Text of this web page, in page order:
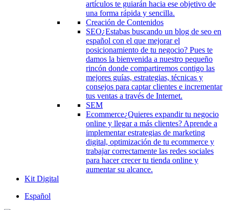
artículos te guiarán hacia ese objetivo de
una forma rápida y sencilla.
Creación de Contenidos
SEO¿Estabas buscando un blog de seo en
español con el que mejorar el
posicionamiento de tu negocio? Pues te
damos la bienvenida a nuestro pequeño
rincón donde compartiremos contigo las
mejores guías, estrategias, técnicas y
consejos para captar clientes e incrementar
tus ventas a través de Internet.
SEM
Ecommerce¿Quieres expandir tu negocio
online y llegar a más clientes? Aprende a
implementar estrategias de marketing
digital, optimización de tu ecommerce y
trabajar correctamente las redes sociales
para hacer crecer tu tienda online y
aumentar su alcance.
Kit Digital
Español